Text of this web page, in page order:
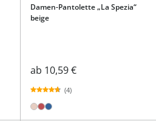
Damen-Pantolette „La Spezia“
beige
ab 10,59 €
(4)